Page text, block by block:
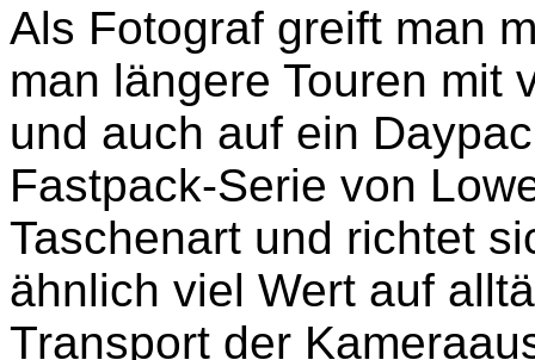
Als Fotograf greift man
man längere Touren mit
und auch auf ein
Fastpack-Serie von
Taschenart und richtet
ähnlich viel Wert auf
Transport der